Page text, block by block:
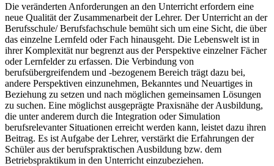
Die veränderten Anforderungen an den Unterricht erfordern eine
neue Qualität der Zusammenarbeit der Lehrer. Der Unterricht an der
Berufsschule/ Berufsfachschule bemüht sich um eine Sicht, die über
das einzelne Lernfeld oder Fach hinausgeht. Die Lebenswelt ist in
ihrer Komplexität nur begrenzt aus der Perspektive einzelner Fächer
oder Lernfelder zu erfassen. Die Verbindung von
berufsübergreifendem und -bezogenem Bereich trägt dazu bei,
andere Perspektiven einzunehmen, Bekanntes und Neuartiges in
Beziehung zu setzen und nach möglichen gemeinsamen Lösungen
zu suchen. Eine möglichst ausgeprägte Praxisnähe der Ausbildung,
die unter anderem durch die Integration oder Simulation
berufsrelevanter Situationen erreicht werden kann, leistet dazu ihren
Beitrag. Es ist Aufgabe der Lehrer, verstärkt die Erfahrungen der
Schüler aus der berufspraktischen Ausbildung bzw. dem
Betriebspraktikum in den Unterricht einzubeziehen.